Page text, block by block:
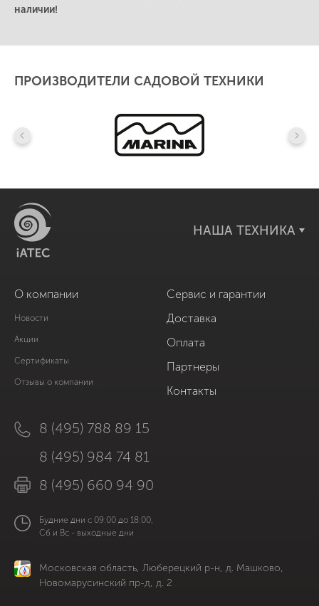
наличии!
ПРОИЗВОДИТЕЛИ САДОВОЙ ТЕХНИКИ
НАША ТЕХНИКА
О компании
Новости
Акции
Сертификаты
Отзывы о компании
Сервис и гарантии
Доставка
Оплата
Партнеры
Контакты
8 (495) 788 89 15
8 (495) 984 74 81
8 (495) 660 94 90
Будние дни с 09:00 до 18:00,
Сб и Вс - выходные дни
Московская область, Люберецкий р-н, д. Машково,
Новомарусинский пр-д, д. 2